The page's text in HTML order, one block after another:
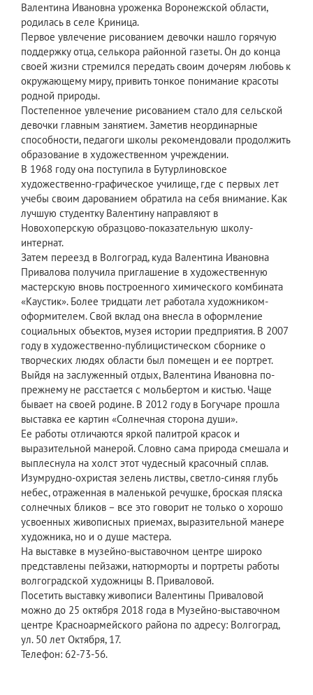
Валентина Ивановна уроженка Воронежской области,
родилась в селе Криница.
Первое увлечение рисованием девочки нашло горячую
поддержку отца, селькора районной газеты. Он до конца
своей жизни стремился передать своим дочерям любовь к
окружающему миру, привить тонкое понимание красоты
родной природы.
Постепенное увлечение рисованием стало для сельской
девочки главным занятием. Заметив неординарные
способности, педагоги школы рекомендовали продолжить
образование в художественном учреждении.
В 1968 году она поступила в Бутурлиновское
художественно-графическое училище, где с первых лет
учебы своим дарованием обратила на себя внимание. Как
лучшую студентку Валентину направляют в
Новохоперскую образцово-показательную школу-
интернат.
Затем переезд в Волгоград, куда Валентина Ивановна
Привалова получила приглашение в художественную
мастерскую вновь построенного химического комбината
«Каустик». Более тридцати лет работала художником-
оформителем. Свой вклад она внесла в оформление
социальных объектов, музея истории предприятия. В 2007
году в художественно-публицистическом сборнике о
творческих людях области был помещен и ее портрет.
Выйдя на заслуженный отдых, Валентина Ивановна по-
прежнему не расстается с мольбертом и кистью. Чаще
бывает на своей родине. В 2012 году в Богучаре прошла
выставка ее картин «Солнечная сторона души».
Ее работы отличаются яркой палитрой красок и
выразительной манерой. Словно сама природа смешала и
выплеснула на холст этот чудесный красочный сплав.
Изумрудно-охристая зелень листвы, светло-синяя глубь
небес, отраженная в маленькой речушке, броская пляска
солнечных бликов – все это говорит не только о хорошо
усвоенных живописных приемах, выразительной манере
художника, но и о душе мастера.
На выставке в музейно-выставочном центре широко
представлены пейзажи, натюрморты и портреты работы
волгоградской художницы В. Приваловой.
Посетить выставку живописи Валентины Приваловой
можно до 25 октября 2018 года в Музейно-выставочном
центре Красноармейского района по адресу: Волгоград,
ул. 50 лет Октября, 17.
Телефон: 62-73-56.